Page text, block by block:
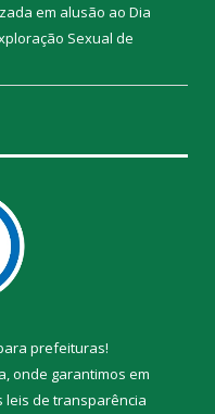
em alusão ao Dia
Sexual de
prefeituras!
onde garantimos em
leis de transparência